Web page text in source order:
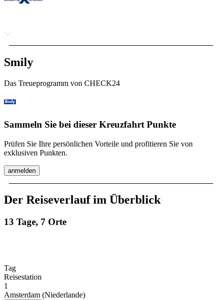
Smily
Das Treueprogramm von CHECK24
Sammeln Sie bei dieser Kreuzfahrt Punkte
Prüfen Sie Ihre persönlichen Vorteile und profitieren Sie von
exklusiven Punkten.
anmelden
Der Reiseverlauf im Überblick
13 Tage, 7 Orte
Tag
Reisestation
1
Amsterdam (Niederlande)